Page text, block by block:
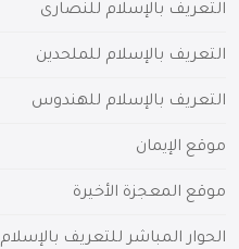
التعريف بالإسلام للنصارى
التعريف بالإسلام للملحدين
التعريف بالإسلام للهندوس
موقع الإيمان
موقع المعجزة الأخيرة
الحوار المباشر للتعريف بالإسلام